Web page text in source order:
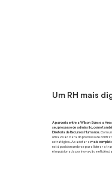
Um RH mais
A parceria entre a Wilson Sons e a
seu processo de admissão, como
Diretoria de Recursos Humanos.Com
uma visão clara do processo de
estratégica. Ao adotar a mais
está posicionando-se para liderar a
é impulsionada por inovação e